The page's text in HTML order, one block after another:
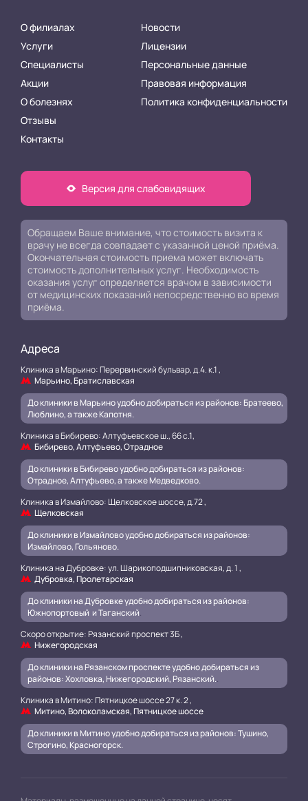
О филиалах
Услуги
Специалисты
Акции
О болезнях
Отзывы
Контакты
Новости
Лицензии
Персональные данные
Правовая информация
Политика конфиденциальности
Версия для слабовидящих
Обращаем Ваше внимание, что стоимость визита к
врачу не всегда совпадает с указанной ценой приёма.
Окончательная стоимость приема может включать
стоимость дополнительных услуг. Необходимость
оказания услуг определяется врачом в зависимости
от медицинских показаний непосредственно во время
приёма.
Адреса
Клиника в Марьино: Перервинский бульвар, д.4. к.1 ,
Марьино, Братиславская
До клиники в Марьино удобно добираться из районов: Братеево,
Люблино, а также Капотня.
Клиника в Бибирево: Алтуфьевское ш., 66 с.1,
Бибирево, Алтуфьево, Отрадное
До клиники в Бибирево удобно добираться из районов:
Отрадное, Алтуфьево, а также Медведково.
Клиника в Измайлово: Щелковское шоссе, д.72 ,
Щелковская
До клиники в Измайлово удобно добираться из районов:
Измайлово, Гольяново.
Клиника на Дубровке: ул. Шарикоподшипниковская, д. 1 ,
Дубровка, Пролетарская
До клиники на Дубровке удобно добираться из районов:
Южнопортовый и Таганский.
Скоро открытие: Рязанский проспект 3Б ,
Нижегородская
До клиники на Рязанском проспекте удобно добираться из
районов: Хохловка, Нижегородский, Рязанский..
Клиника в Митино: Пятницкое шоссе 27 к. 2 ,
Митино, Волоколамская, Пятницкое шоссе
До клиники в Митино удобно добираться из районов: Тушино,
Строгино, Красногорск.